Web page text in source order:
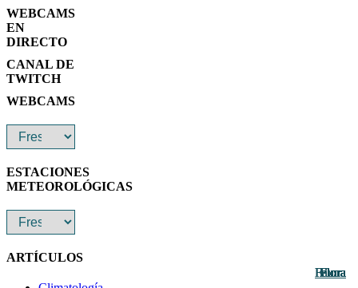
Flora
Flora
Flora
Flora
Flora
Flora
Flora
Fauna
Fauna
Flora
Fauna
Flora
WEBCAMS
EN
DIRECTO
CANAL DE
TWITCH
WEBCAMS
ESTACIONES
METEOROLÓGICAS
ARTÍCULOS